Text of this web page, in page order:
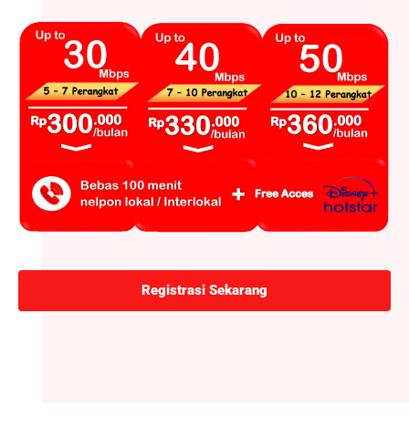
Registrasi Sekarang